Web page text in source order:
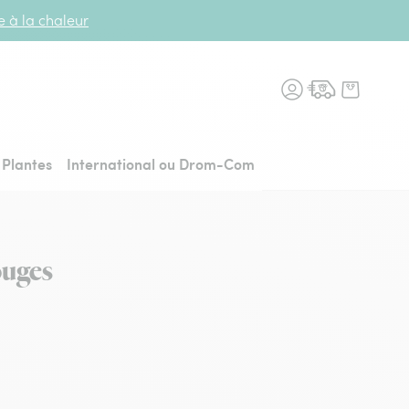
à la chaleur
Plantes International ou Drom-Com